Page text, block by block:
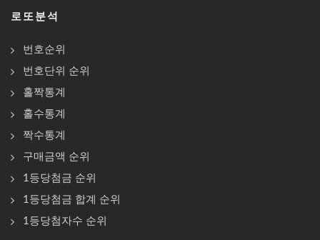
로또분석
번호순위
번호단위 순위
홀짝통계
홀수통계
짝수통계
구매금액 순위
1등당첨금 순위
1등당첨금 합계 순위
1등당첨자수 순위